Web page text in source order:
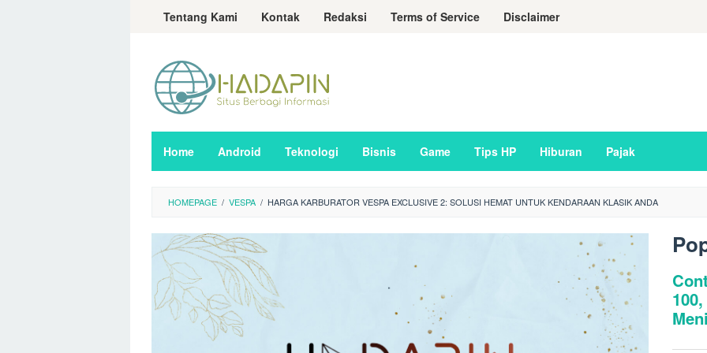
LoncatTentang Kami Kontak Redaksi Terms of Service Disclaimer
Home Android Teknologi Bisnis Game Tips HP Hiburan Pajak
HOMEPAGE / VESPA / HARGA KARBURATOR VESPA EXCLUSIVE 2: SOLUSI HEMAT UNTUK KENDARAAN KLASIK ANDA